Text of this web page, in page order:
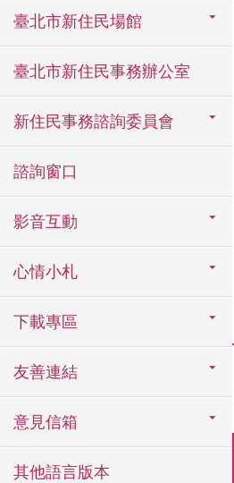
臺北市新住民場館
臺北市新住民事務辦公室
新住民事務諮詢委員會
諮詢窗口
影音互動
心情小札
下載專區
友善連結
意見信箱
其他語言版本